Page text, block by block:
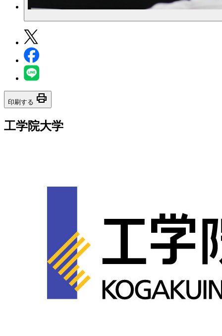
印刷する print
工学院大学